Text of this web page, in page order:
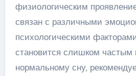
физиологическим
связан с различными
психологическими
становится слишком
нормальному сну,